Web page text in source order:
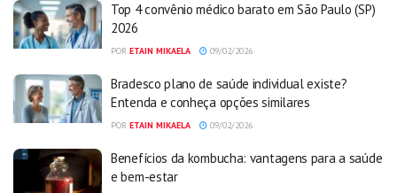
Top 4 convênio médico barato em São Paulo (SP)
2026
POR ETAIN MIKAELA 09/02/2026
Bradesco plano de saúde individual existe?
Entenda e conheça opções similares
POR ETAIN MIKAELA 09/02/2026
Benefícios da kombucha: vantagens para a saúde
e bem-estar